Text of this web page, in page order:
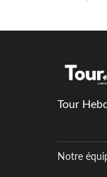
Tour
Notre